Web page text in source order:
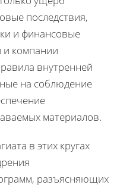
последствия,
и финансовые
и компании
внутренней
на соблюдение
материалов.
в этих кругах
разъясняющих